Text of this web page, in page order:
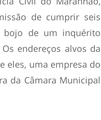
de cumprir seis
bojo de um inquérito
endereços alvos da
eles, uma empresa do
da Câmara Municipal